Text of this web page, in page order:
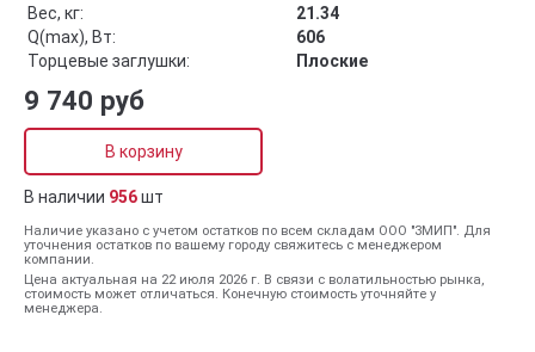
Вес, кг:
21.34
Q(max), Вт:
606
Торцевые заглушки:
Плоские
9 740 руб
В корзину
В наличии 956шт
Наличие указано с учетом остатков по всем складам ООО "ЗМИП". Для
уточнения остатков по вашему городу свяжитесь с менеджером
компании.
Цена актуальная на 22 июля 2026 г. В связи с волатильностью рынка,
стоимость может отличаться. Конечную стоимость уточняйте у
менеджера.